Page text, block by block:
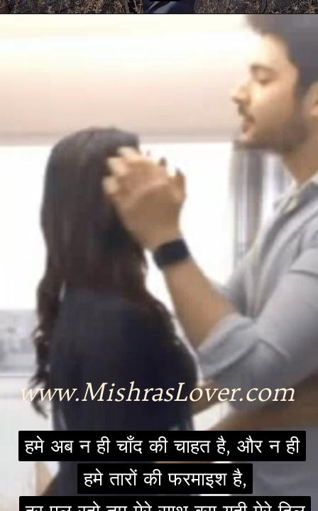
www.MishrasLover.com
हमे अब न ही चाँद की चाहत है, और न ही
हमे तारों की फरमाइश है,
हमे अब न ही चाँद की चाहत है, और न ही
हमे तारों की फरमाइश है,